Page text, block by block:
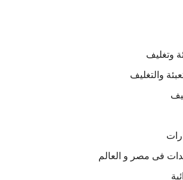
وتغليف
والتغليف
فى مصر و العالم